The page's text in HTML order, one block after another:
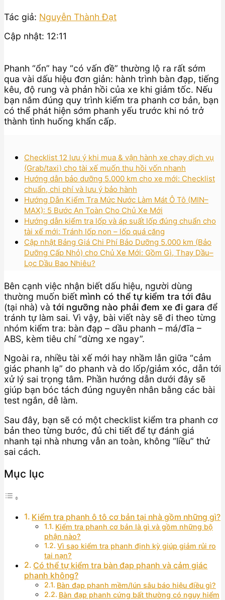
Tác giả: Nguyễn Thành Đạt
Cập nhật: 12:11
Phanh “ổn” hay “có vấn đề” thường lộ ra rất sớm
qua vài dấu hiệu đơn giản: hành trình bàn đạp, tiếng
kêu, độ rung và phản hồi của xe khi giảm tốc. Nếu
bạn nắm đúng quy trình kiểm tra phanh cơ bản, bạn
có thể phát hiện sớm phanh yếu trước khi nó trở
thành tình huống khẩn cấp.
Checklist 12 lưu ý khi mua & vận hành xe chạy dịch vụ
(Grab/taxi) cho tài xế muốn thu hồi vốn nhanh
Hướng dẫn bảo dưỡng 5.000 km cho xe mới: Checklist
chuẩn, chi phí và lưu ý bảo hành
Hướng Dẫn Kiểm Tra Mức Nước Làm Mát Ô Tô (MIN–
MAX): 5 Bước An Toàn Cho Chủ Xe Mới
Hướng dẫn kiểm tra lốp và áp suất lốp đúng chuẩn cho
tài xế mới: Tránh lốp non – lốp quá căng
Cập nhật Bảng Giá Chi Phí Bảo Dưỡng 5.000 km (Bảo
Dưỡng Cấp Nhỏ) cho Chủ Xe Mới: Gồm Gì, Thay Dầu–
Lọc Dầu Bao Nhiêu?
Bên cạnh việc nhận biết dấu hiệu, người dùng
thường muốn biết mình có thể tự kiểm tra tới đâu
(tại nhà) và tới ngưỡng nào phải đem xe đi gara để
tránh tự làm sai. Vì vậy, bài viết này sẽ đi theo từng
nhóm kiểm tra: bàn đạp – dầu phanh – má/đĩa –
ABS, kèm tiêu chí “dừng xe ngay”.
Ngoài ra, nhiều tài xế mới hay nhầm lẫn giữa “cảm
giác phanh lạ” do phanh và do lốp/giảm xóc, dẫn tới
xử lý sai trọng tâm. Phần hướng dẫn dưới đây sẽ
giúp bạn bóc tách đúng nguyên nhân bằng các bài
test ngắn, dễ làm.
Sau đây, bạn sẽ có một checklist kiểm tra phanh cơ
bản theo từng bước, đủ chi tiết để tự đánh giá
nhanh tại nhà nhưng vẫn an toàn, không “liều” thử
sai cách.
Mục lục
Kiểm tra phanh ô tô cơ bản tại nhà gồm những gì?
Kiểm tra phanh cơ bản là gì và gồm những bộ
phận nào?
Vì sao kiểm tra phanh định kỳ giúp giảm rủi ro
tai nạn?
Có thể tự kiểm tra bàn đạp phanh và cảm giác
phanh không?
Bàn đạp phanh mềm/lún sâu báo hiệu điều gì?
Bàn đạp phanh cứng bất thường có nguy hiểm